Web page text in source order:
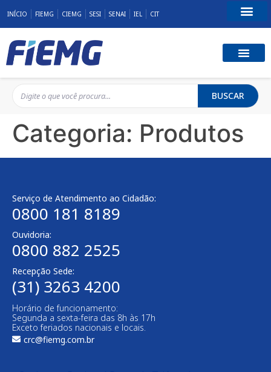
INÍCIO FIEMG CIEMG SESI SENAI IEL CIT
BUSCAR
Categoria: Produtos
Serviço de Atendimento ao Cidadão:
0800 181 8189
Ouvidoria:
0800 882 2525
Recepção Sede:
(31) 3263 4200
Horário de funcionamento:
Segunda a sexta-feira das 8h às 17h
Exceto feriados nacionais e locais.
crc@fiemg.com.br